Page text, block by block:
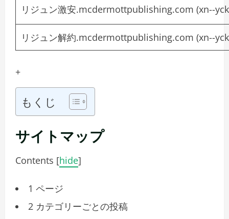
リジュン激安.mcdermottpublishing.com (xn--
リジュン解約.mcdermottpublishing.com (xn--
+
もくじ
サイトマップ
Contents [hide]
1 ページ
2 カテゴリーごとの投稿